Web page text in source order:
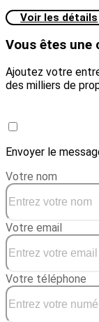
Voir les détails
Vous êtes une
Ajoutez votre
des milliers de
Envoyer le
Votre nom
Votre email
Votre téléphone